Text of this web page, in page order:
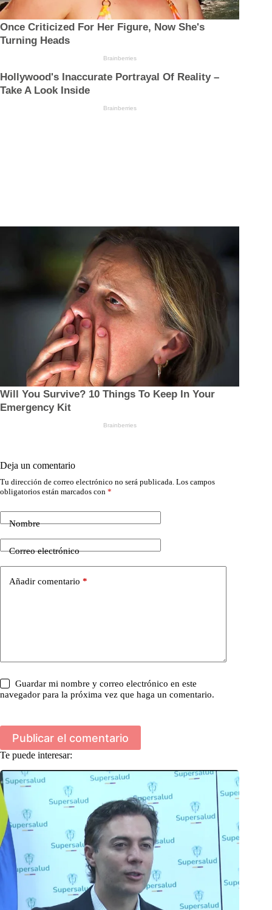
Deja un comentario
Tu dirección de correo electrónico no será publicada. Los campos
obligatorios están marcados con *
Nombre
Correo electrónico
Añadir comentario *
Guardar mi nombre y correo electrónico en este
navegador para la próxima vez que haga un comentario.
Publicar el comentario
Te puede interesar: